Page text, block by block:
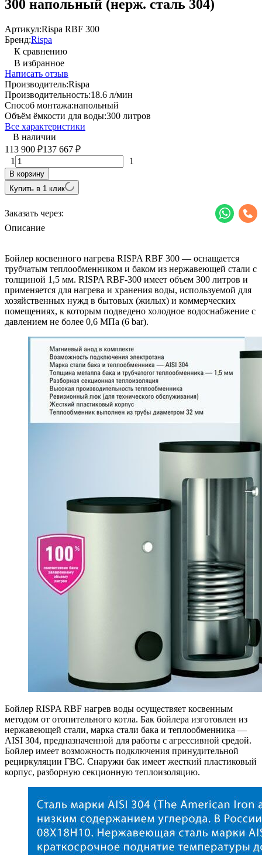
300 напольный (нерж. сталь 304)
Артикул:Rispa RBF 300
Бренд:Rispa
К сравнению
В избранное
Написать отзыв
Производитель:Rispa
Производительность:18.6 л/мин
Способ монтажа:напольный
Объём ёмкости для воды:300 литров
Все характеристики
В наличии
113 900 ₽137 667 ₽
1 1
В корзину
Купить в 1 клик
Заказать через:
Описание
Бойлер косвенного нагрева RISPA RBF 300 — оснащается
трубчатым теплообменником и баком из нержавеющей стали с
толщиной 1,5 мм. RISPA RBF-300 имеет объем 300 литров и
применяется для нагрева и хранения воды, используемой для
хозяйственных нужд в бытовых (жилых) и коммерческих
помещениях, к которым подведено холодное водоснабжение с
давлением не более 0,6 МПа (6 bar).
Бойлер RISPA RBF нагрев воды осуществяет косвенным
методом от отопительного котла. Бак бойлера изготовлен из
нержавеющей стали, марка стали бака и теплообменника —
AISI 304, предназначенной для работы с агрессивной средой.
Бойлер имеет возможность подключения принудительной
рециркуляции ГВС. Снаружи бак имеет жесткий пластиковый
корпус, разборную секционную теплоизоляцию.